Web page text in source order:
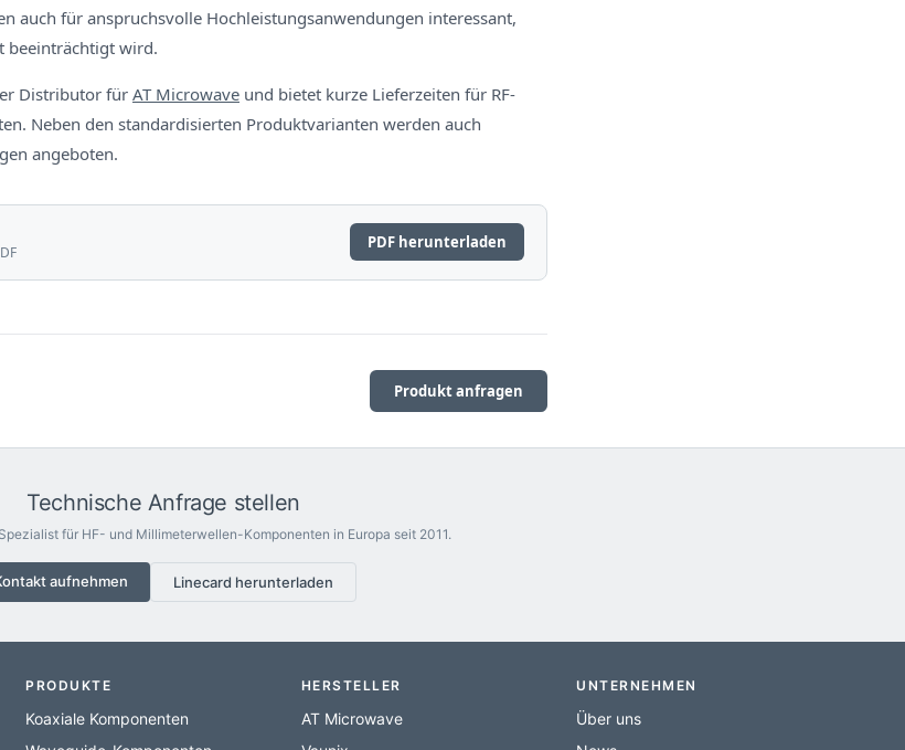
auch für anspruchsvolle Hochleistungsanwendungen interessant,
beeinträchtigt wird.
Distributor für AT Microwave und bietet kurze Lieferzeiten für RF-
Neben den standardisierten Produktvarianten werden auch
angeboten.
PDF herunterladen
Produkt anfragen
Technische Anfrage stellen
für HF- und Millimeterwellen-Komponenten in Europa seit 2011.
aufnehmen Linecard herunterladen
PRODUKTE
Koaxiale Komponenten
HERSTELLER
AT Microwave
UNTERNEHMEN
Über uns